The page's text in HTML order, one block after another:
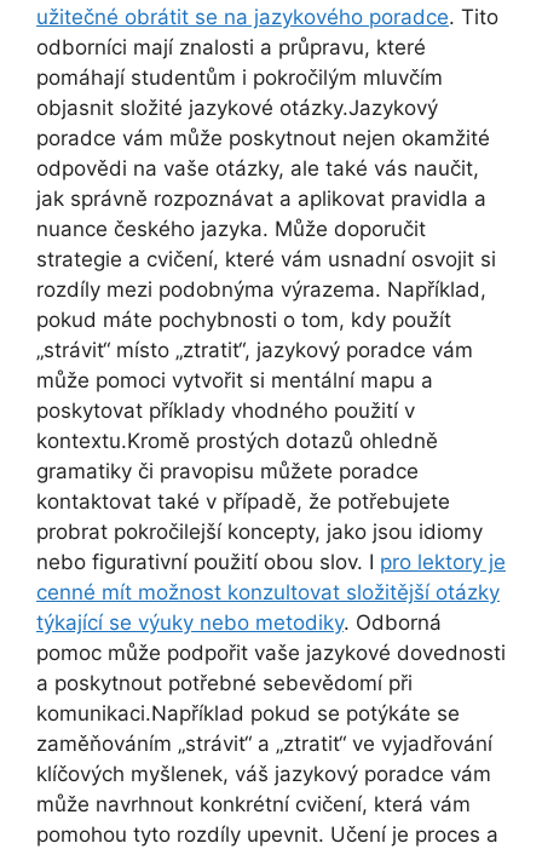
užitečné obrátit se na jazykového poradce. Tito
odborníci mají znalosti a průpravu, které
pomáhají studentům i pokročilým mluvčím
objasnit složité jazykové otázky.Jazykový
poradce vám může poskytnout nejen okamžité
odpovědi na vaše otázky, ale také vás naučit,
jak správně rozpoznávat a aplikovat pravidla a
nuance českého jazyka. Může doporučit
strategie a cvičení, které vám usnadní osvojit si
rozdíly mezi podobnýma výrazema. Například,
pokud máte pochybnosti o tom, kdy použít
„strávit“ místo „ztratit“, jazykový poradce vám
může pomoci vytvořit si mentální mapu a
poskytovat příklady vhodného použití v
kontextu.Kromě prostých dotazů ohledně
gramatiky či pravopisu můžete poradce
kontaktovat také v případě, že potřebujete
probrat pokročilejší koncepty, jako jsou idiomy
nebo figurativní použití obou slov. I pro lektory je
cenné mít možnost konzultovat složitější otázky
týkající se výuky nebo metodiky. Odborná
pomoc může podpořit vaše jazykové dovednosti
a poskytnout potřebné sebevědomí při
komunikaci.Například pokud se potýkáte se
zaměňováním „strávit“ a „ztratit“ ve vyjadřování
klíčových myšlenek, váš jazykový poradce vám
může navrhnout konkrétní cvičení, která vám
pomohou tyto rozdíly upevnit. Učení je proces a